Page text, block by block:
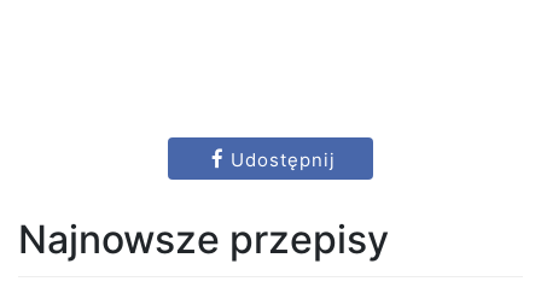
Udostępnij
Najnowsze przepisy